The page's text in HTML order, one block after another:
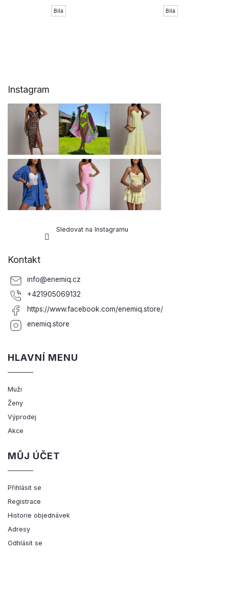
Bílá Bílá
Instagram
Sledovat na Instagramu
Kontakt
info@enemiq.cz
+421905069132
https://www.facebook.com/enemiq.store/
enemiq.store
HLAVNÍ MENU
Muži
Ženy
Výprodej
Akce
MŮJ ÚČET
Přihlásit se
Registrace
Historie objednávek
Adresy
Odhlásit se